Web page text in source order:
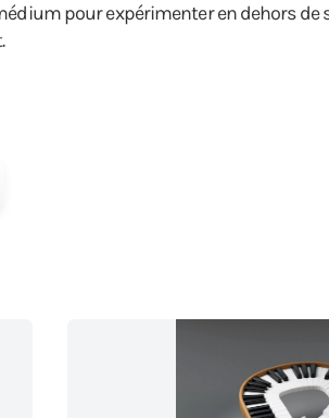
pour expérimenter en dehors de